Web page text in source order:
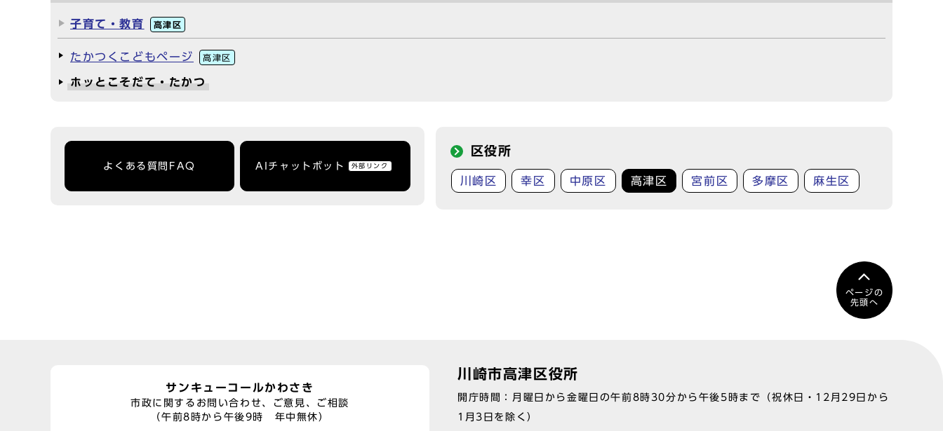
子育て・教育 高津区
たかつくこどもページ 高津区
ホッとこそだて・たかつ
よくある質問FAQ AIチャットボット 外部リンク
区役所
川崎区 幸区 中原区 高津区 宮前区 多摩区 麻生区
ページの
先頭へ
サンキューコールかわさき
市政に関するお問い合わせ、ご意見、ご相談
（午前8時から午後9時 年中無休）
川崎市高津区役所
開庁時間：月曜日から金曜日の午前8時30分から午後5時まで（祝休日・12月29日から
1月3日を除く）